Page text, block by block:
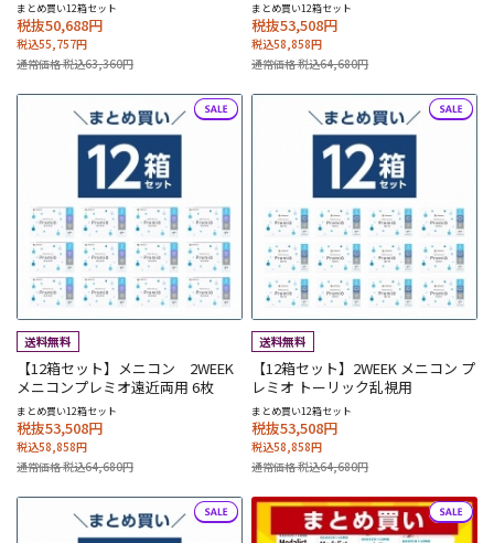
まとめ買い12箱セット
税抜50,688円
税込55,757円
通常価格 税込63,360円
まとめ買い12箱セット
税抜53,508円
税込58,858円
通常価格 税込64,680円
【12箱セット】メニコン 2WEEK
メニコンプレミオ遠近両用 6枚
まとめ買い12箱セット
税抜53,508円
税込58,858円
通常価格 税込64,680円
【12箱セット】2WEEK メニコン プ
レミオ トーリック乱視用
まとめ買い12箱セット
税抜53,508円
税込58,858円
通常価格 税込64,680円